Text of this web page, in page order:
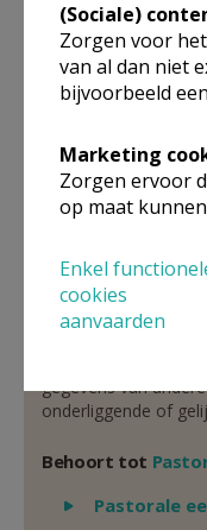
Dhr. WillyMaes
Kapelstraat 124
3920 LOMMEL
Stuur een
Google
Niet gevonden wat
gegevens van
onderliggende of
Behoort tot
Weergeven
Pastorale
(Sociale)
Zorgen voor
van al dan niet
bijvoorbeeld
Marketing
Zorgen ervoor
op maat
Enkel
cookies
aanvaarden